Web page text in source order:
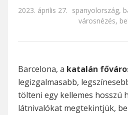
2023. április 27. spanyolország,
városnézés,
Barcelona, a katalán
legizgalmasabb,
tölteni egy kellemes hosszú
látnivalókat megtekintjük,